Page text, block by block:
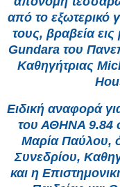
από το εξωτερικό
τους, βραβεία
Gundara του
Καθηγήτριας
Ειδική αναφορά
του ΑΘΗΝΑ 9.84
Μαρία Παύλου,
Συνεδρίου,
και η